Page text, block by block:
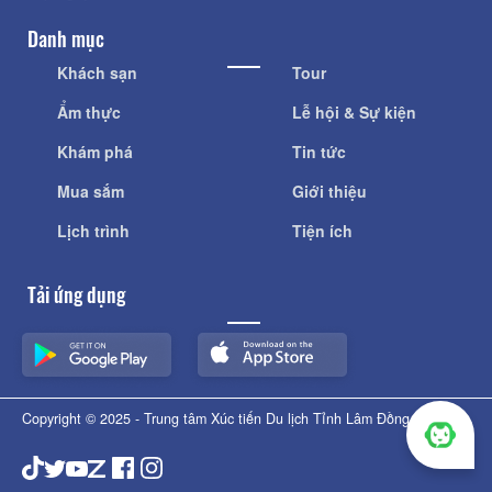
Danh mục
Khách sạn
Ẩm thực
Khám phá
Mua sắm
Lịch trình
Tour
Lễ hội & Sự kiện
Tin tức
Giới thiệu
Tiện ích
Tải ứng dụng
Copyright © 2025 - Trung tâm Xúc tiến Du lịch Tỉnh Lâm Đồng